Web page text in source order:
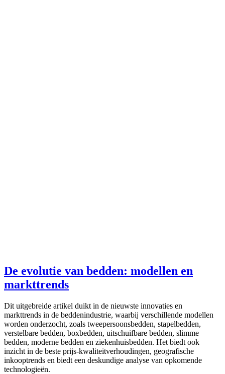
De evolutie van bedden: modellen en
markttrends
Dit uitgebreide artikel duikt in de nieuwste innovaties en
markttrends in de beddenindustrie, waarbij verschillende modellen
worden onderzocht, zoals tweepersoonsbedden, stapelbedden,
verstelbare bedden, boxbedden, uitschuifbare bedden, slimme
bedden, moderne bedden en ziekenhuisbedden. Het biedt ook
inzicht in de beste prijs-kwaliteitverhoudingen, geografische
inkooptrends en biedt een deskundige analyse van opkomende
technologieën.